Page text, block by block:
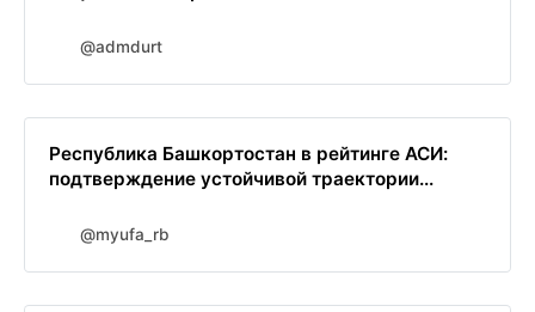
@admdurt
Республика Башкортостан в рейтинге АСИ:
подтверждение устойчивой траектории...
@myufa_rb